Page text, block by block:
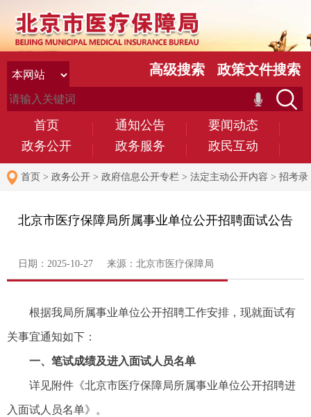
首页 通知公告
要闻动态
政务公开
政务服务 政民互动
高级搜索 政策文件搜索
首页 > 政务公开 > 政府信息公开专栏 > 法定主动公开内容 > 招考录
北京市医疗保障局所属事业单位公开招聘面试公告
日期：2025-10-27 来源：北京市医疗保障局
根据我局所属事业单位公开招聘工作安排，现就面试有
关事宜通知如下：
一、笔试成绩及进入面试人员名单
详见附件《北京市医疗保障局所属事业单位公开招聘进
入面试人员名单》。